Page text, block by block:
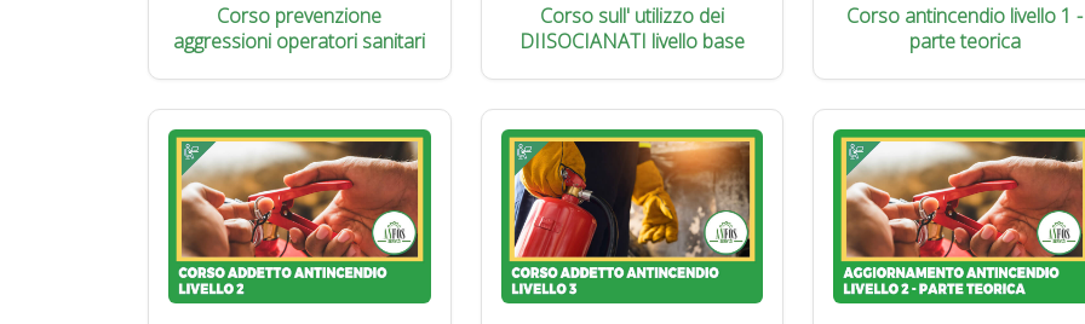
Corso prevenzione
aggressioni operatori sanitari
Corso sull' utilizzo dei
DIISOCIANATI livello base
Corso antincendio livello 1 -
parte teorica